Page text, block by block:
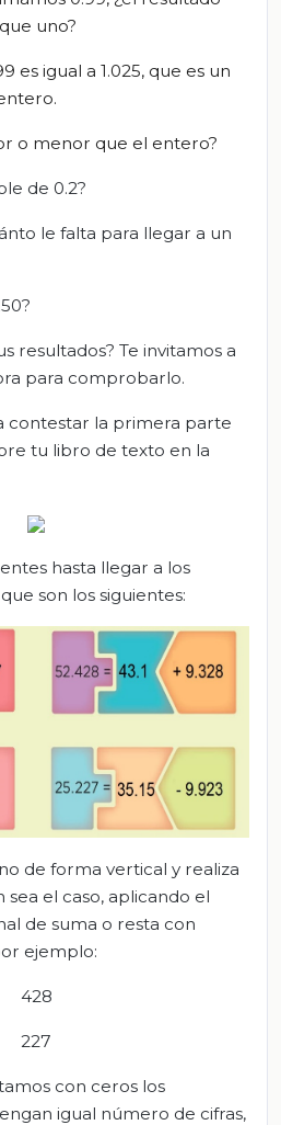
uno?
es igual a 1.025, que es un
o menor que el entero?
de 0.2?
le falta para llegar a un
resultados? Te invitamos a
para comprobarlo.
contestar la primera parte
tu libro de texto en la
hasta llegar a los
son los siguientes:
de forma vertical y realiza
sea el caso, aplicando el
de suma o resta con
ejemplo:
428
227
con ceros los
igual número de cifras,